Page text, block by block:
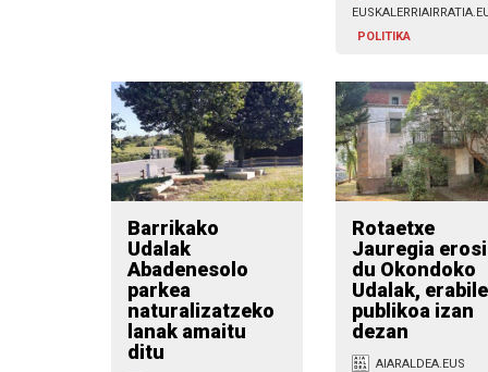
POLITIKA
Barrikako
Udalak
Abadenesolo
parkea
naturalizatzeko
lanak amaitu
ditu
Rotaetxe
Jauregia
du Okondoko
Udalak,
publikoa izan
dezan
AIARALDEA.EUS